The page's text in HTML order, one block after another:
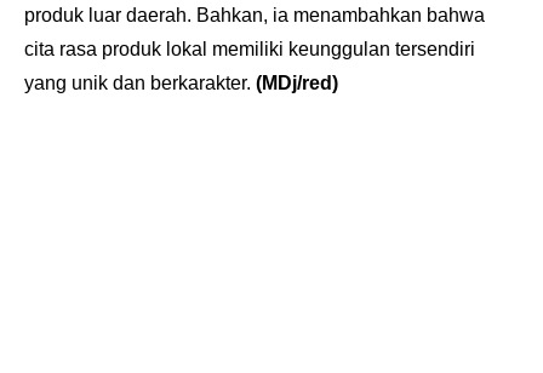
produk luar daerah. Bahkan, ia menambahkan bahwa
cita rasa produk lokal memiliki keunggulan tersendiri
yang unik dan berkarakter. (MDj/red)